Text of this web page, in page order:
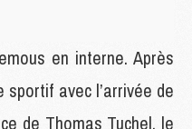
en interne. Après
avec l’arrivée de
de Thomas Tuchel, le